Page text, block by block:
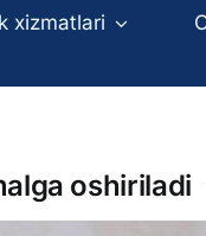
xizmatlari
oshiriladi